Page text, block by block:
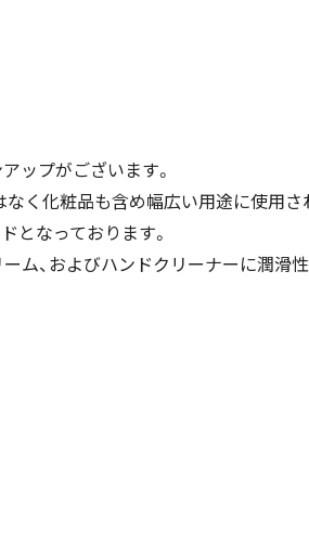
ップがございます。
く化粧品も含め幅広い用途に使用さ
となっております。
ム、およびハンドクリーナーに潤滑